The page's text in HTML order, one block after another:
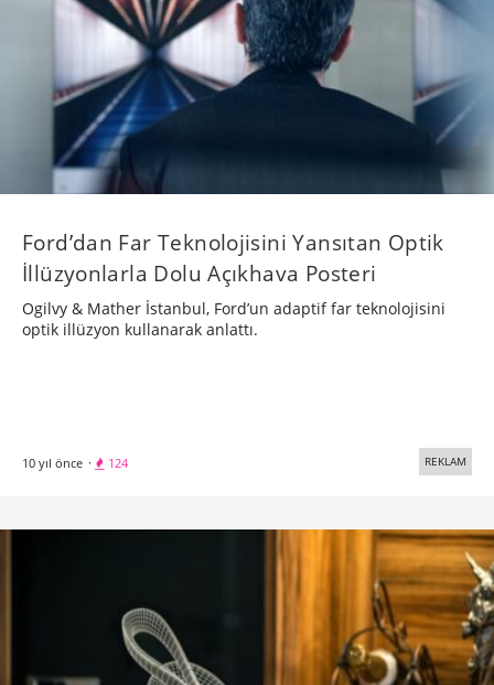
Ford’dan Far Teknolojisini Yansıtan Optik
İllüzyonlarla Dolu Açıkhava Posteri
Ogilvy & Mather İstanbul, Ford’un adaptif far teknolojisini
optik illüzyon kullanarak anlattı.
10 yıl önce · 124 REKLAM